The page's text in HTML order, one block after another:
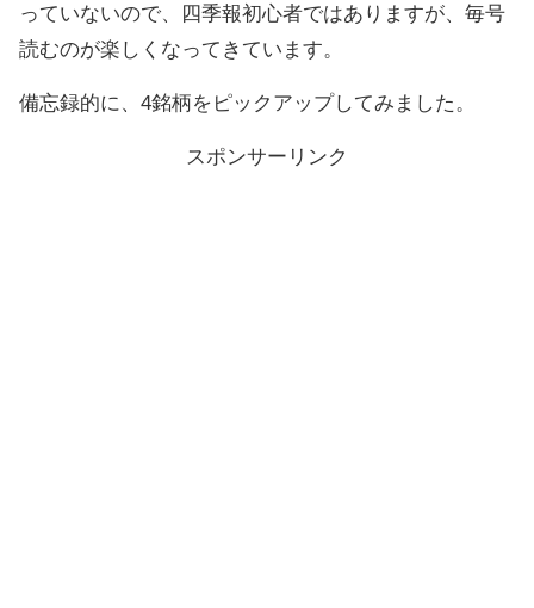
っていないので、四季報初心者ではありますが、毎号
読むのが楽しくなってきています。
備忘録的に、4銘柄をピックアップしてみました。
スポンサーリンク